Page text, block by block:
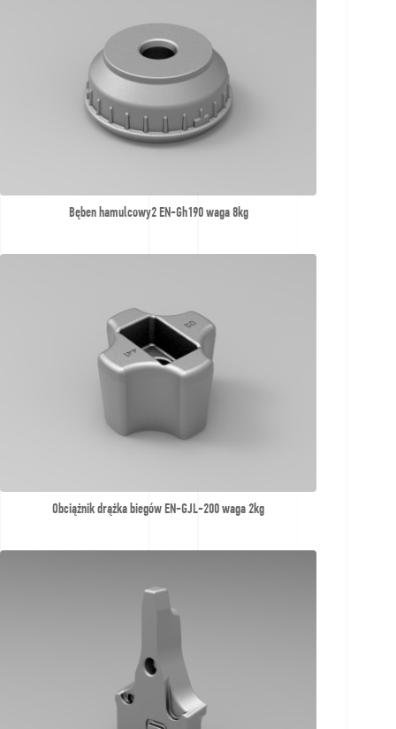
Bęben hamulcowy2 EN-Gh190 waga 8kg
Obciążnik drążka biegów EN-GJL-200 waga 2kg